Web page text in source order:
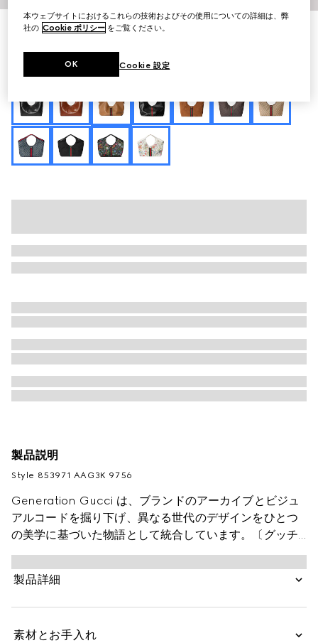
イニシャルを入れてカスタマイズ
￥440,000
バリエーションダークベージュ GGレザー
製品説明
Style ‎853971 AAG3K 9756
Generation Gucci は、ブランドのアーカイブとビジュ
アルコードを掘り下げ、異なる世代のデザインをひとつ
の美学に基づいた物語として統合しています。〔グッチ
ジリオ〕のトートバッグから着想を得た汎用性の高いエ
レガントなフォルムは、日常に寄り添う欠かせないアイ
テムです。このスタイルは、GGレザーで仕立てられ、
製品詳細
素材とお手入れ
本ウェブサイトにおけるこれらの技術およびその使用についての詳細は、弊
社の Cookie ポリシー をご覧ください。
Cookie 設定
OK